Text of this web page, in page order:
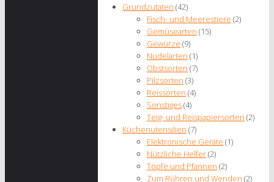
Grundzutaten (42)
Fisch- und Meerestiere (2)
Gemüsearten (15)
Gewürze (9)
Nudelarten (1)
Obstsorten (7)
Pilzsorten (3)
Reissorten (4)
Sonstiges(4)
Teig- und Reispapiersorten (2)
Küchenutensilien (7)
Elektronische Geräte (1)
Nützliche Helfer(2)
Töpfe und Pfannen (2)
Zum Rühren und Wenden (2)